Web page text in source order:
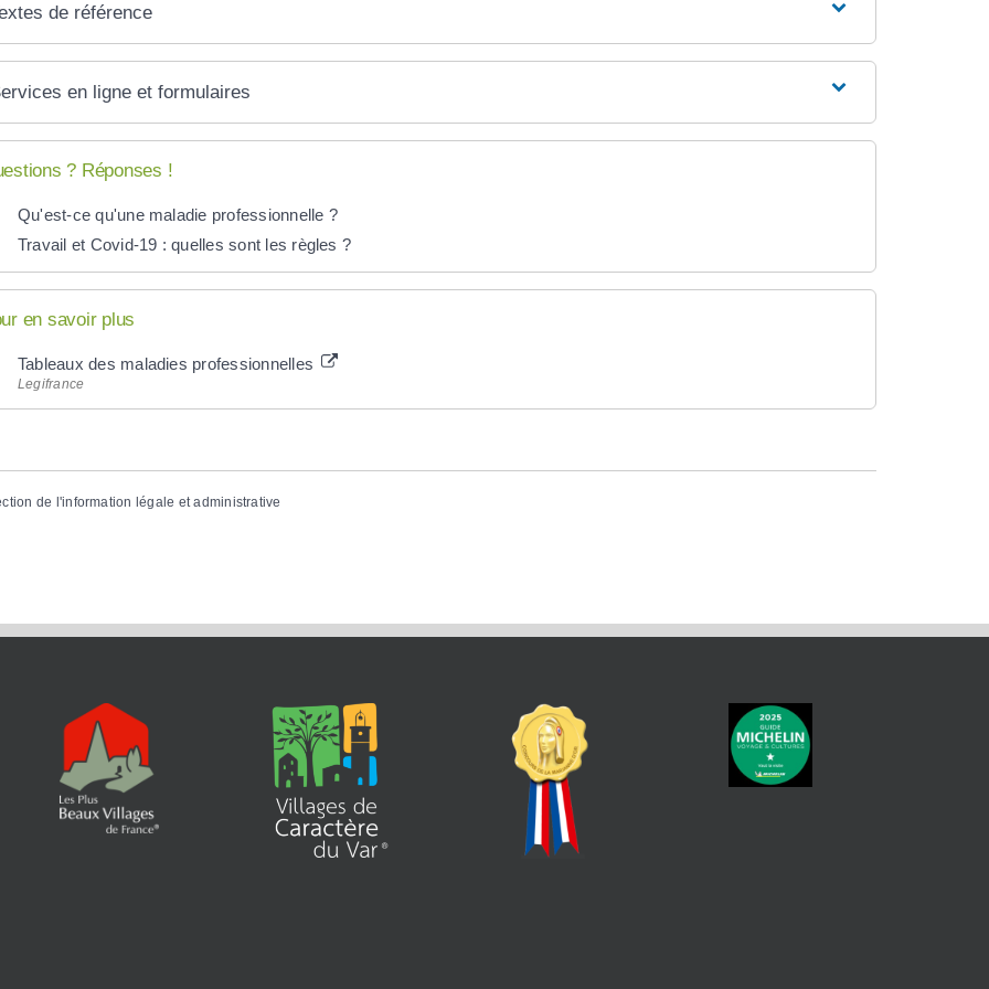
de référence
en ligne et formulaires
? Réponses !
Qu'est-ce qu'une maladie professionnelle ?
Travail et Covid-19 : quelles sont les règles ?
en savoir plus
Tableaux des maladies professionnelles
Legifrance
de l'information légale et administrative